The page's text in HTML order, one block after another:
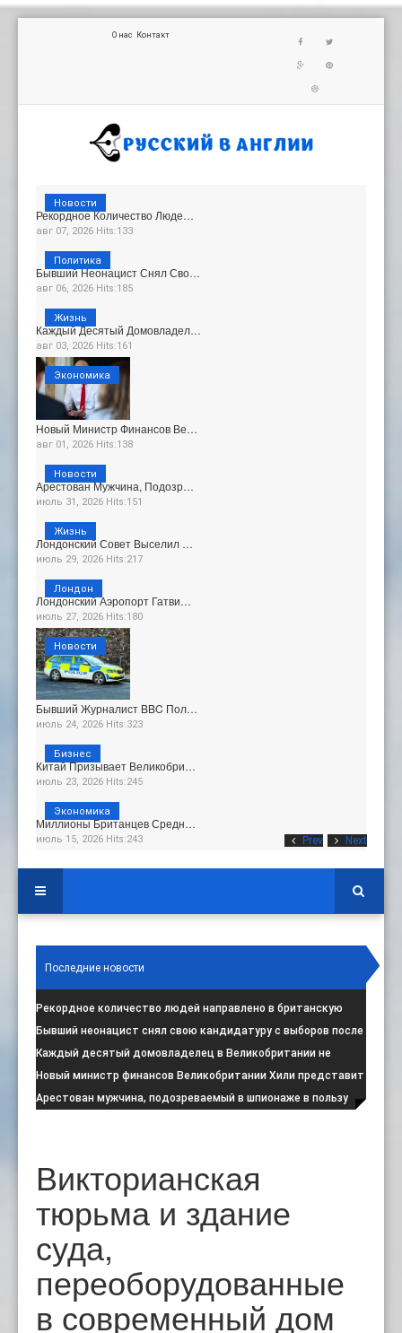
О нас Контакт
Prev Next
Рекордное Количество Люде…
авг 07, 2026 Hits:133
Новости
Бывший Неонацист Снял Сво…
авг 06, 2026 Hits:185
Политика
Каждый Десятый Домовладел…
авг 03, 2026 Hits:161
Жизнь
Новый Министр Финансов Ве…
авг 01, 2026 Hits:138
Экономика
Арестован Мужчина, Подозр…
июль 31, 2026 Hits:151
Новости
Лондонский Совет Выселил …
июль 29, 2026 Hits:217
Жизнь
Лондонский Аэропорт Гатви…
июль 27, 2026 Hits:180
Лондон
Бывший Журналист BBC Пол…
июль 24, 2026 Hits:323
Новости
Китай Призывает Великобри…
июль 23, 2026 Hits:245
Бизнес
Миллионы Британцев Средн…
июль 15, 2026 Hits:243
Экономика
Последние новости
Рекордное количество людей направлено в британскую
программу по борьбе с радикал:
Бывший неонацист снял свою кандидатуру с выборов после
негативной реакции общест:
Каждый десятый домовладелец в Великобритании не
намерен соблюдать запрет на испо:
Новый министр финансов Великобритании Хили представит
свой первый бюджет 28 октя:
Арестован мужчина, подозреваемый в шпионаже в пользу
Викторианская
тюрьма и здание
суда,
переоборудованные
в современный дом